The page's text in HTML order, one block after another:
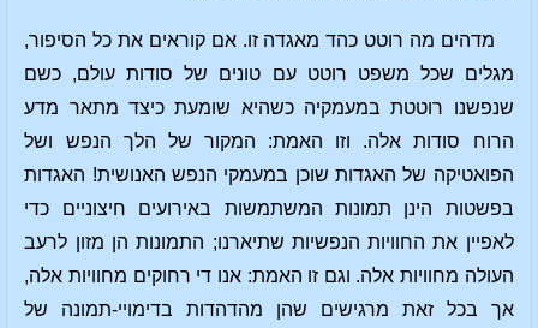
מדהים מה רוטט כהד מאגדה זו. אם קוראים את כל הסיפור,
מגלים שכל משפט רוטט עם טונים של סודות עולם, כשם
שנפשנו רוטטת במעמקיה כשהיא שומעת כיצד מתאר מדע
הרוח סודות אלה. וזו האמת: המקור של הלך הנפש ושל
הפואטיקה של האגדות שוכן במעמקי הנפש האנושית! האגדות
בפשטות הינן תמונות המשתמשות באירועים חיצוניים כדי
לאפיין את החוויות הנפשיות שתיארנו; התמונות הן מזון לרעב
העולה מחוויות אלה. וגם זו האמת: אנו די רחוקים מחוויות אלה,
אך בכל זאת מרגישים שהן מהדהדות בדימויי-תמונה של